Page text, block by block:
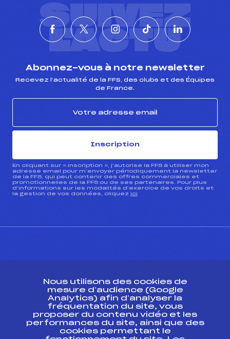
SUIVEZ
L'ACTU
Abonnez-vous à notre newsletter
Recevez l’actualité de la FFS, des clubs et des Équipes
de France.
Inscription
En cliquant sur « inscription », j’autorise la FFS à utiliser mon
adresse email pour m’envoyer périodiquement la newsletter
de la FFS, qui peut contenir des offres commerciales et
promotionnelles de la FFS ou de ses partenaires. Pour plus
d’informations sur les modalités d’exercice de vos droits et
la gestion de vos données, cliquez ici
ESPACE PRESSE
Ressources
Pass’Neige
Projet sportif fédéral
Nous utilisons des cookies de
mesure d’audience (Google
Analytics) afin d’analyser la
fréquentation du site, vous
proposer du contenu vidéo et les
performances du site, ainsi que des
cookies permettant le